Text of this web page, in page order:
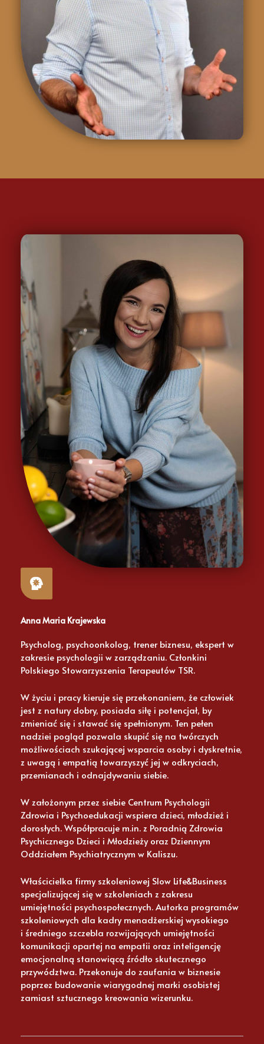
Anna Maria Krajewska
Psycholog, psychoonkolog, trener biznesu, ekspert w
zakresie psychologii w zarządzaniu. Członkini
Polskiego Stowarzyszenia Terapeutów TSR.
W życiu i pracy kieruje się przekonaniem, że człowiek
jest z natury dobry, posiada siłę i potencjał, by
zmieniać się i stawać się spełnionym. Ten pełen
nadziei pogląd pozwala skupić się na twórczych
możliwościach szukającej wsparcia osoby i dyskretnie,
z uwagą i empatią towarzyszyć jej w odkryciach,
przemianach i odnajdywaniu siebie.
W założonym przez siebie Centrum Psychologii
Zdrowia i Psychoedukacji wspiera dzieci, młodzież i
dorosłych. Współpracuje m.in. z Poradnią Zdrowia
Psychicznego Dzieci i Młodzieży oraz Dziennym
Oddziałem Psychiatrycznym w Kaliszu.
Właścicielka firmy szkoleniowej Slow Life&Business
specjalizującej się w szkoleniach z zakresu
umiejętności psychospołecznych. Autorka programów
szkoleniowych dla kadry menadżerskiej wysokiego
i średniego szczebla rozwijających umiejętności
komunikacji opartej na empatii oraz inteligencję
emocjonalną stanowiącą źródło skutecznego
przywództwa. Przekonuje do zaufania w biznesie
poprzez budowanie wiarygodnej marki osobistej
zamiast sztucznego kreowania wizerunku.